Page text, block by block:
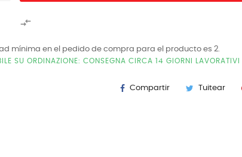

mínima en el pedido de compra para el producto es 2.
SU ORDINAZIONE: CONSEGNA CIRCA 14 GIORNI LAVORATIVI
Compartir Tuitear